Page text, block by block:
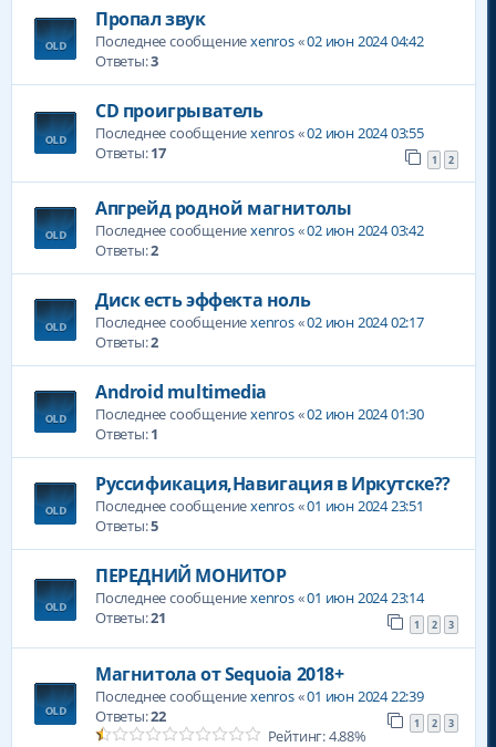
Пропал звук
Последнее сообщениеxenros«02 июн 2024 04:42
Ответы:3
CD проигрыватель
Последнее сообщениеxenros«02 июн 2024 03:55
Ответы:17 1 2
Апгрейд родной магнитолы
Последнее сообщениеxenros«02 июн 2024 03:42
Ответы:2
Диск есть эффекта ноль
Последнее сообщениеxenros«02 июн 2024 02:17
Ответы:2
Android multimedia
Последнее сообщениеxenros«02 июн 2024 01:30
Ответы:1
Руссификация,Навигация в Иркутске??
Последнее сообщениеxenros«01 июн 2024 23:51
Ответы:5
ПЕРЕДНИЙ МОНИТОР
Последнее сообщениеxenros«01 июн 2024 23:14
Ответы:21 1 2 3
Магнитола от Sequoia 2018+
Последнее сообщениеxenros«01 июн 2024 22:39
Ответы:22 1 2 3
Рейтинг: 4.88%